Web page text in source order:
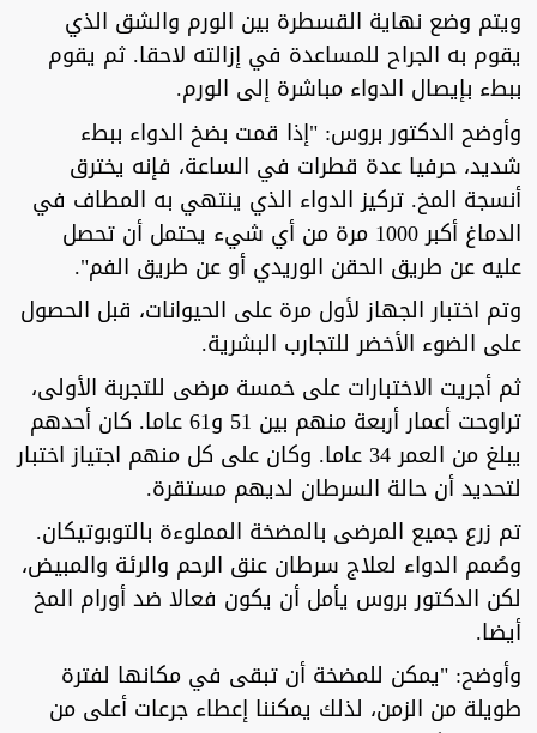
ويتم وضع نهاية القسطرة بين الورم والشق الذي
يقوم به الجراح للمساعدة في إزالته لاحقا. ثم يقوم
ببطء بإيصال الدواء مباشرة إلى الورم.
وأوضح الدكتور بروس: "إذا قمت بضخ الدواء ببطء
شديد، حرفيا عدة قطرات في الساعة، فإنه يخترق
أنسجة المخ. تركيز الدواء الذي ينتهي به المطاف في
الدماغ أكبر 1000 مرة من أي شيء يحتمل أن تحصل
عليه عن طريق الحقن الوريدي أو عن طريق الفم".
وتم اختبار الجهاز لأول مرة على الحيوانات، قبل الحصول
على الضوء الأخضر للتجارب البشرية.
ثم أجريت الاختبارات على خمسة مرضى للتجربة الأولى،
تراوحت أعمار أربعة منهم بين 51 و61 عاما. كان أحدهم
يبلغ من العمر 34 عاما. وكان على كل منهم اجتياز اختبار
لتحديد أن حالة السرطان لديهم مستقرة.
تم زرع جميع المرضى بالمضخة المملوءة بالتوبوتيكان.
وصُمم الدواء لعلاج سرطان عنق الرحم والرئة والمبيض،
لكن الدكتور بروس يأمل أن يكون فعالا ضد أورام المخ
أيضا.
وأوضح: "يمكن للمضخة أن تبقى في مكانها لفترة
طويلة من الزمن، لذلك يمكننا إعطاء جرعات أعلى من